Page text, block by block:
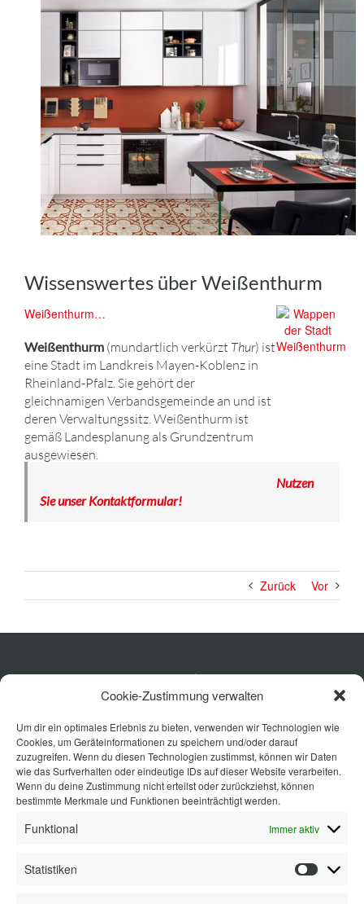
Cookie-Zustimmung verwalten
Um dir ein optimales Erlebnis zu bieten, verwenden wir Technologien wie
Cookies, um Geräteinformationen zu speichern und/oder darauf
zuzugreifen. Wenn du diesen Technologien zustimmst, können wir Daten
wie das Surfverhalten oder eindeutige IDs auf dieser Website verarbeiten.
Wenn du deine Zustimmung nicht erteilst oder zurückziehst, können
bestimmte Merkmale und Funktionen beeinträchtigt werden.
Funktional Immer aktiv
Statistiken
Zurück Vor
Wissenswertes über Weißenthurm
Weißenthurm…
Weißenthurm (mundartlich verkürzt Thur) ist
eine Stadt im Landkreis Mayen-Koblenz in
Rheinland-Pfalz. Sie gehört der
gleichnamigen Verbandsgemeinde an und ist
deren Verwaltungssitz. Weißenthurm ist
gemäß Landesplanung als Grundzentrum
ausgewiesen.
Nutzen
Sie unser Kontaktformular!
Küche
Wohnen
Bad
Ausstattung
Planung
Kontakt